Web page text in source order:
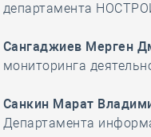
департамента
Сангаджиев Мерген
мониторинга
Санкин Марат
Департамента